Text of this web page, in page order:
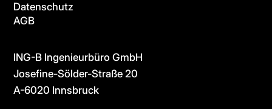
Datenschutz
AGB
ING-B Ingenieurbüro GmbH
Josefine-Sölder-Straße 20
A-6020 Innsbruck